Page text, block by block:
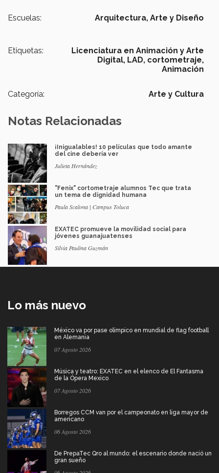
Escuelas: Arquitectura, Arte y Diseño
Etiquetas:
Licenciatura en Animación y Arte
Digital, LAD, cortometraje,
Animación
Categoría: Arte y Cultura
Notas Relacionadas
¡Inigualables! 10 películas que todo amante
del cine debería ver
Julieta Hernández
"Fenix" cortometraje alumnos Tec que trata
un tema de dignidad humana
Paula Scalona | Campus Toluca
EXATEC promueve la movilidad social para
jóvenes guanajuatenses
Silvia Paulina Guzmán
Lo más nuevo
México va por pase olímpico en mundial de flag football
en Alemania
07 Agosto 2026
Música y teatro: EXATEC en el elenco de El Fantasma
de la Ópera Mexico
07 Agosto 2026
Borregos CCM van por el campeonato en liga mayor de
americano
06 Agosto 2026
De PrepaTec Qro al mundo: el escenario donde nació un
gran sueño